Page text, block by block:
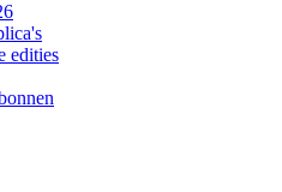
edities